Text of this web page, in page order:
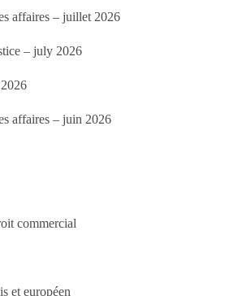
affaires – juillet 2026
– july 2026
affaires – juin 2026
commercial
et européen